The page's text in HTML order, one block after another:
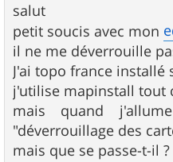
s
s
a
g
e
salut
petit soucis avec mon
il ne me déverrouille
J'ai topo france installé
j'utilise mapinstall tout
mais quand
"déverrouillage des
mais que se passe-t-il ?